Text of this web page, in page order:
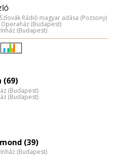
Rádió magyar adása (Pozsony)
(Budapest)
(Budapest)
nagyítása
(69)
(Budapest)
(Budapest)
(39)
(Budapest)